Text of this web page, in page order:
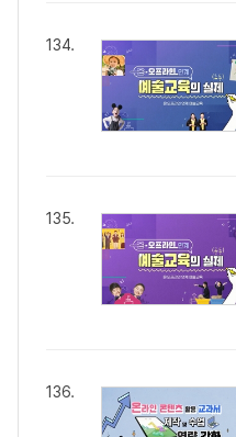
134.
135.
136.